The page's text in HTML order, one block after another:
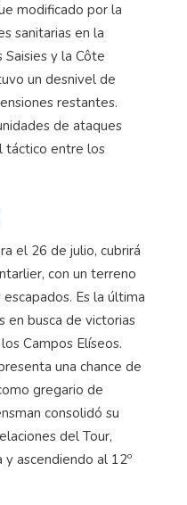
modificado por la
sanitarias en la
y la Côte
un desnivel de
restantes.
de ataques
táctico entre los
el 26 de julio, cubrirá
con un terreno
Es la última
en busca de victorias
Campos Elíseos.
una chance de
gregario de
consolidó su
del Tour,
ascendiendo al 12º